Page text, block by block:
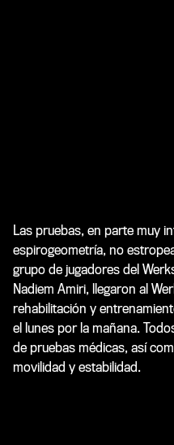
Las pruebas, en parte muy
espirogeometría, no
grupo de jugadores del
Nadiem Amiri, llegaron al
rehabilitación y
el lunes por la mañana.
de pruebas médicas, así
movilidad y estabilidad.